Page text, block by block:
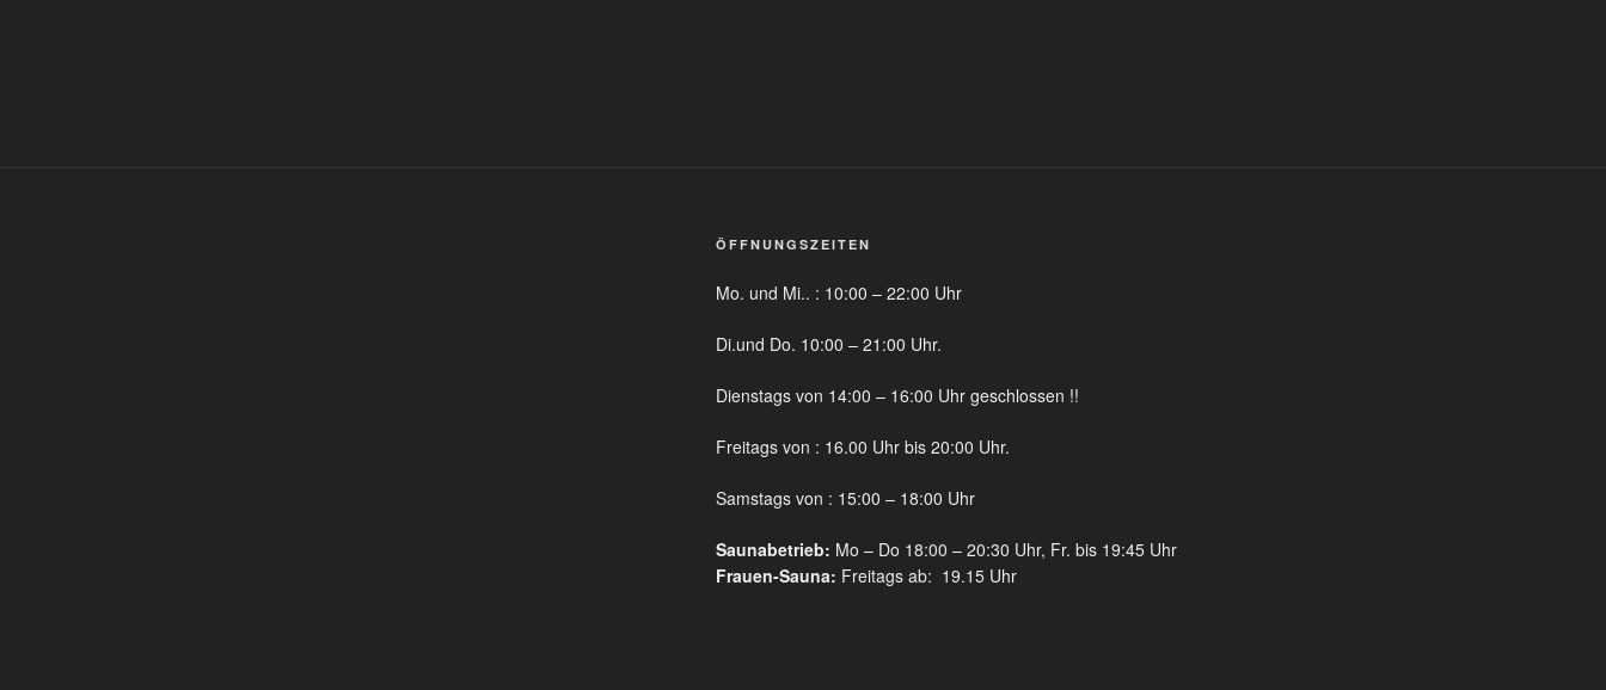
ÖFFNUNGSZEITEN
Mo. und Mi.. : 10:00 – 22:00 Uhr
Di.und Do. 10:00 – 21:00 Uhr.
Dienstags von 14:00 – 16:00 Uhr geschlossen !!
Freitags von : 16.00 Uhr bis 20:00 Uhr.
Samstags von : 15:00 – 18:00 Uhr
Saunabetrieb: Mo – Do 18:00 – 20:30 Uhr, Fr. bis 19:45 Uhr
Frauen-Sauna: Freitags ab: 19.15 Uhr